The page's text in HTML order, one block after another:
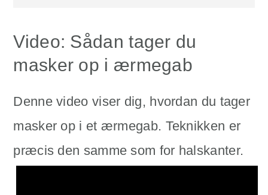
Video: Sådan tager du
masker op i ærmegab
Denne video viser dig, hvordan du tager
masker op i et ærmegab. Teknikken er
præcis den samme som for halskanter.